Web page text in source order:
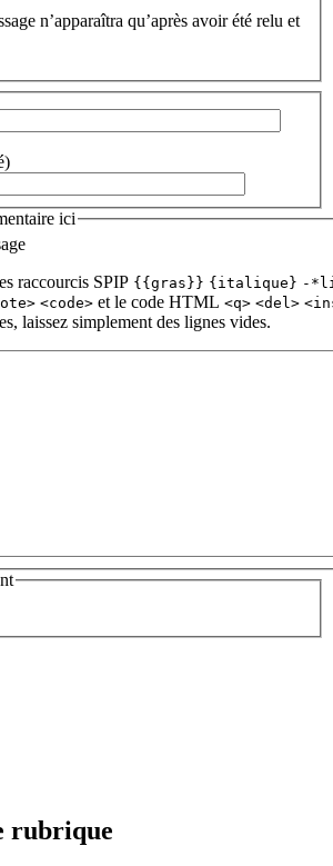
n’apparaîtra qu’après avoir été relu et
ici
raccourcis SPIP {{gras}} {italique} -
<code> et le code HTML <q> <del>
laissez simplement des lignes vides.
rubrique